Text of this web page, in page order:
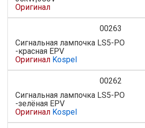
Оригинал
00263
Сигнальная лампочка LS5-PO
-красная EPV
Оригинал Kospel
00262
Сигнальная лампочка LS5-PO
-зелёная EPV
Оригинал Kospel